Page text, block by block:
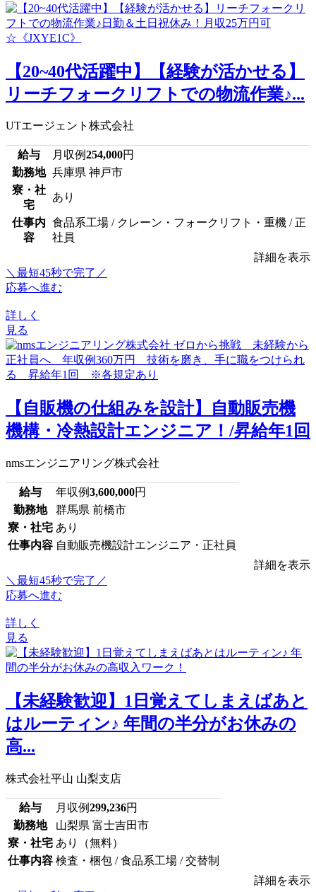
【20~40代活躍中】【経験が活かせる】
リーチフォークリフトでの物流作業♪...
UTエージェント株式会社
給与 月収例254,000円
勤務地 兵庫県 神戸市
寮・社
宅
あり
仕事内
容
食品系工場 / クレーン・フォークリフト・重機 / 正
社員
詳細を表示
＼最短45秒で完了／
応募へ進む
詳しく
見る
【自販機の仕組みを設計】自動販売機
機構・冷熱設計エンジニア！/昇給年1回
nmsエンジニアリング株式会社
給与 年収例3,600,000円
勤務地
群馬県 前橋市
寮・社宅 あり
仕事内容 自動販売機設計エンジニア・正社員
詳細を表示
＼最短45秒で完了／
応募へ進む
詳しく
見る
【未経験歓迎】1日覚えてしまえばあと
はルーティン♪ 年間の半分がお休みの
高...
株式会社平山 山梨支店
給与 月収例299,236円
勤務地
山梨県 富士吉田市
寮・社宅 あり（無料）
仕事内容 検査・梱包 / 食品系工場 / 交替制
詳細を表示